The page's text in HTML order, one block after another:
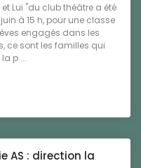
et Lui "du club théâtre a été
à 15 h, pour une classe
engagés dans les
ce sont les familles qui
p ...
AS : direction la